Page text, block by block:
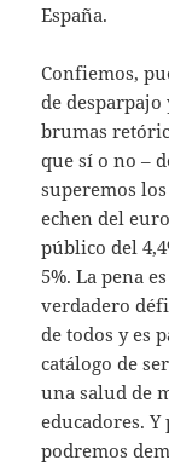
España.
Confiemos,
de desparpajo
brumas
que sí o no –
superemos
echen del
público del
5%. La pena
verdadero
de todos y es
catálogo de
una salud de
educadores.
podremos